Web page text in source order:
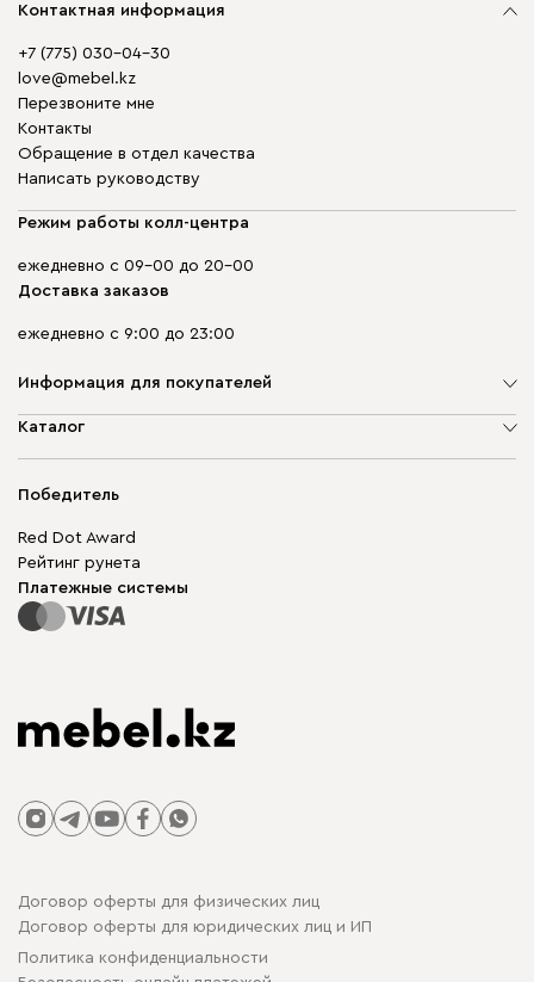
Контактная информация
+7 (775) 030-04-30
love@mebel.kz
Перезвоните мне
Контакты
Обращение в отдел качества
Написать руководству
Режим работы колл-центра
ежедневно с 09-00 до 20-00
Доставка заказов
ежедневно с 9:00 до 23:00
Информация для покупателей
О компании
Гарантия
Карта сайта
Каталог
Корпусная мебель
Модульная мебель
Столы и стулья
Победитель
Red Dot Award
Рейтинг рунета
Платежные системы
Договор оферты для физических лиц
Договор оферты для юридических лиц и ИП
Политика конфиденциальности